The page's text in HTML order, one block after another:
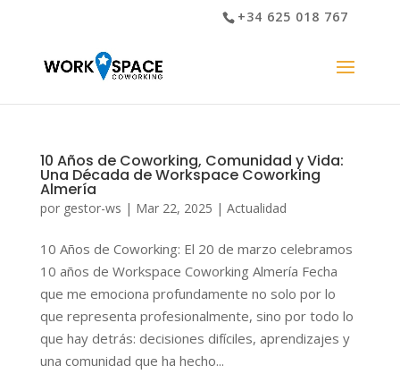
+34 625 018 767
10 Años de Coworking, Comunidad y Vida:
Una Década de Workspace Coworking
Almería
por gestor-ws | Mar 22, 2025 | Actualidad
10 Años de Coworking: El 20 de marzo celebramos
10 años de Workspace Coworking Almería Fecha
que me emociona profundamente no solo por lo
que representa profesionalmente, sino por todo lo
que hay detrás: decisiones difíciles, aprendizajes y
una comunidad que ha hecho...